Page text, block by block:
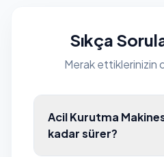
Sıkça
Merak ettiklerinizin
Acil Kurutma
kadar sürer?